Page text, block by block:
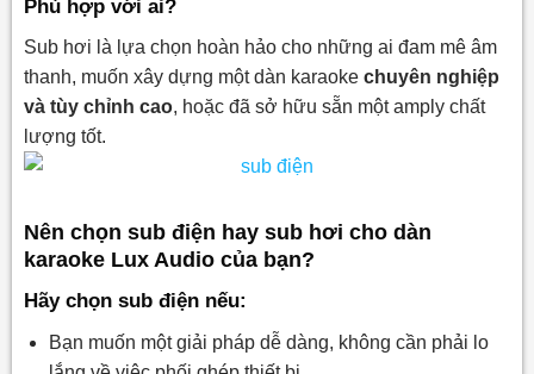
Phù hợp với ai?
Sub hơi là lựa chọn hoàn hảo cho những ai đam mê âm
thanh, muốn xây dựng một dàn karaoke chuyên nghiệp
và tùy chỉnh cao, hoặc đã sở hữu sẵn một amply chất
lượng tốt.
Nên chọn sub điện hay sub hơi cho dàn
karaoke Lux Audio của bạn?
Hãy chọn sub điện nếu:
Bạn muốn một giải pháp dễ dàng, không cần phải lo